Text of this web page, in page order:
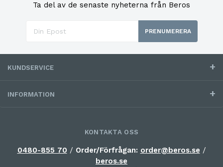
Ta del av de senaste nyheterna från Beros
PRENUMERERA
KUNDSERVICE
INFORMATION
KONTAKTA OSS
0480-855 70 / Order/Förfrågan: order@beros.se /
beros.se